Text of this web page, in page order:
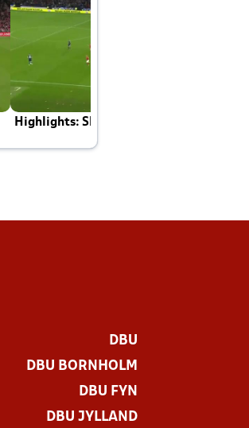
Highlights: Skotland - Danmark 4-2
DBU
DBU BORNHOLM
DBU FYN
DBU JYLLAND